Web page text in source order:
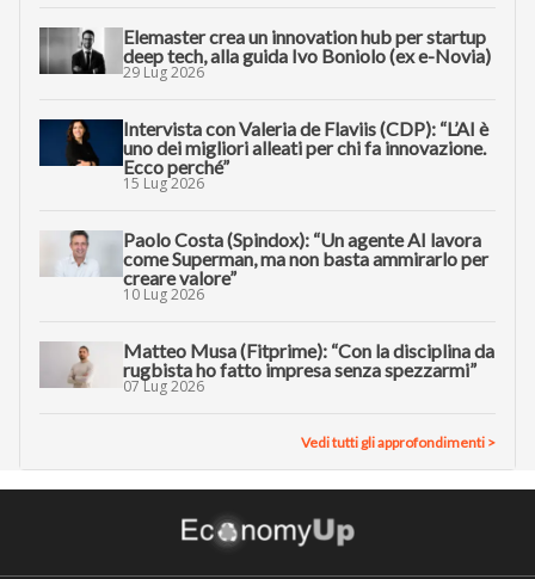
Elemaster crea un innovation hub per startup
deep tech, alla guida Ivo Boniolo (ex e-Novia)
29 Lug 2026
Intervista con Valeria de Flaviis (CDP): “L’AI è
uno dei migliori alleati per chi fa innovazione.
Ecco perché”
15 Lug 2026
Paolo Costa (Spindox): “Un agente AI lavora
come Superman, ma non basta ammirarlo per
creare valore”
10 Lug 2026
Matteo Musa (Fitprime): “Con la disciplina da
rugbista ho fatto impresa senza spezzarmi”
07 Lug 2026
Vedi tutti gli approfondimenti >